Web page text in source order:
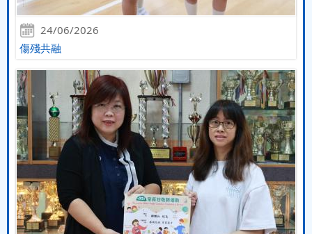
24/06/2026
傷殘共融